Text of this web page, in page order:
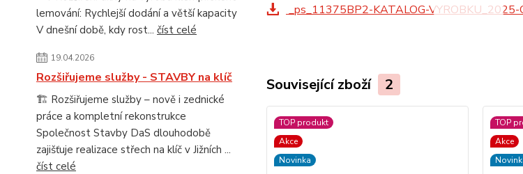
lemování: Rychlejší dodání a větší kapacity
V dnešní době, kdy rost... číst celé
19.04.2026
Rozšiřujeme služby - STAVBY na klíč
🏗️ Rozšiřujeme služby – nově i zednické
práce a kompletní rekonstrukce
Společnost Stavby DaS dlouhodobě
zajišťuje realizace střech na klíč v Jižních ...
číst celé
_ps_11375BP2-KATALOG-VYROBKU_2025-
Související zboží 2
TOP produkt
Akce
Novinka
TOP
Akce